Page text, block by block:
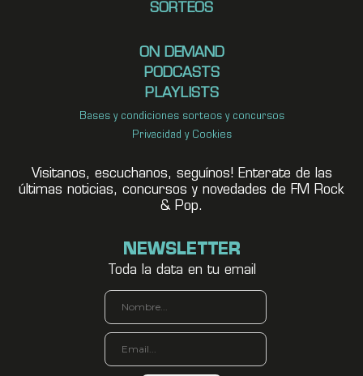
SORTEOS
ON DEMAND
PODCASTS
PLAYLISTS
Bases y condiciones sorteos y concursos
Privacidad y Cookies
Visitanos, escuchanos, seguínos! Enterate de las
últimas noticias, concursos y novedades de FM Rock
& Pop.
NEWSLETTER
Toda la data en tu email